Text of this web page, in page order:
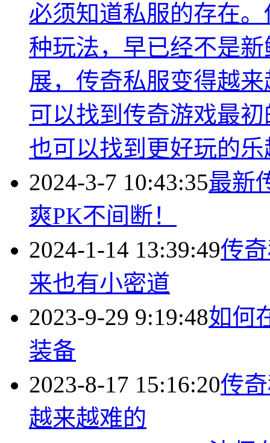
必须知道私服的存在
种玩法，早已经不是
展，传奇私服变得越
可以找到传奇游戏最
也可以找到更好玩的乐
2024-3-7 10:43:35最新
爽PK不间断！
2024-1-14 13:39:49传
来也有小密道
2023-9-29 9:19:48如何
装备
2023-8-17 15:16:20传
越来越难的